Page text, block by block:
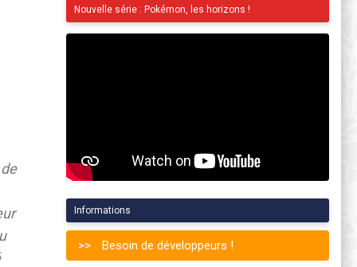
Nouvelle série : Pokémon, les horizons !
Informations
Besoin de développeurs !